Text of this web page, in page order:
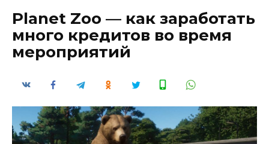
Planet Zoo — как заработать
много кредитов во время
мероприятий